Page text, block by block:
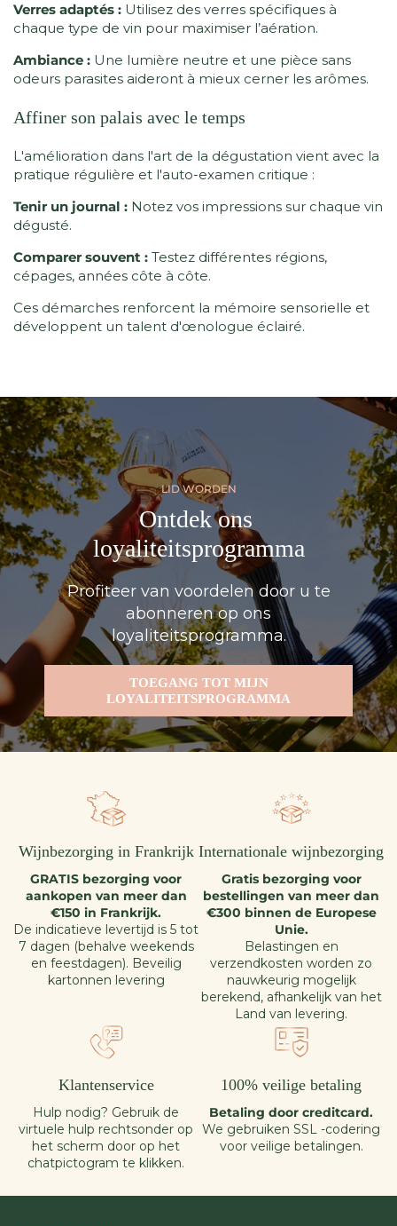
Verres adaptés : Utilisez des verres spécifiques à
chaque type de vin pour maximiser l’aération.
Ambiance : Une lumière neutre et une pièce sans
odeurs parasites aideront à mieux cerner les arômes.
Affiner son palais avec le temps
L'amélioration dans l'art de la dégustation vient avec la
pratique régulière et l'auto-examen critique :
Tenir un journal : Notez vos impressions sur chaque vin
dégusté.
Comparer souvent : Testez différentes régions,
cépages, années côte à côte.
Ces démarches renforcent la mémoire sensorielle et
développent un talent d'œnologue éclairé.
LID WORDEN
Ontdek ons ​​
loyaliteitsprogramma
Profiteer van voordelen door u te
abonneren op ons
loyaliteitsprogramma.
TOEGANG TOT MIJN
LOYALITEITSPROGRAMMA
Wijnbezorging in Frankrijk
GRATIS bezorging voor
aankopen van meer dan
€150 in Frankrijk.
De indicatieve levertijd is 5 tot
7 dagen (behalve weekends
en feestdagen). Beveilig
kartonnen levering
Internationale wijnbezorging
Gratis bezorging voor
bestellingen van meer dan
€300 binnen de Europese
Unie.
Belastingen en
verzendkosten worden zo
nauwkeurig mogelijk
berekend, afhankelijk van het
Land van levering.
Klantenservice
Hulp nodig? Gebruik de
virtuele hulp rechtsonder op
het scherm door op het
chatpictogram te klikken.
100% veilige betaling
Betaling door creditcard.
We gebruiken SSL -codering
voor veilige betalingen.